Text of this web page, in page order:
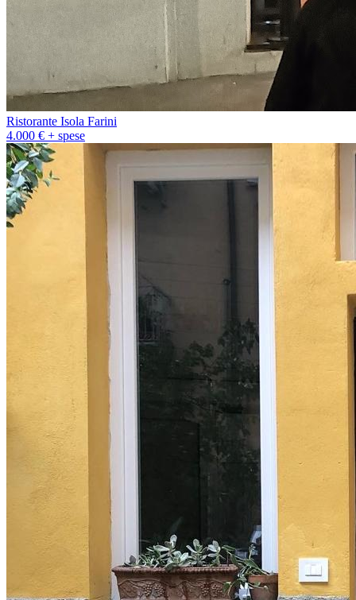
Ristorante Isola Farini
4.000 € + spese